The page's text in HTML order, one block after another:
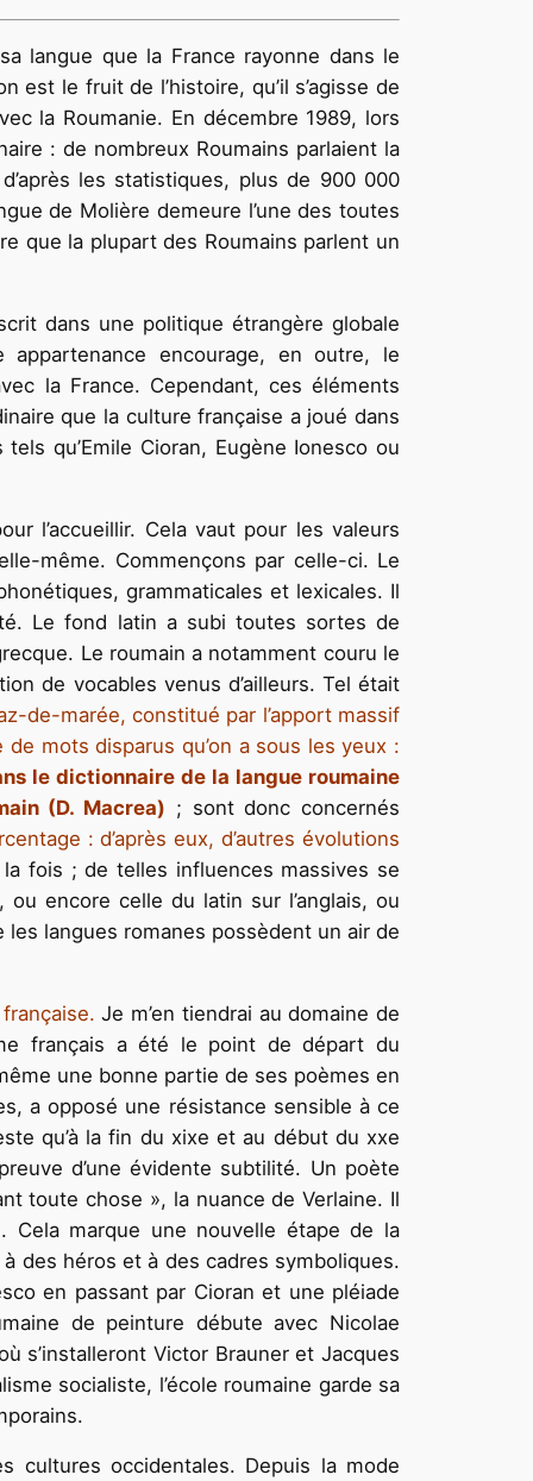
langue que la France rayonne dans le
est le fruit de l’histoire, qu’il s’agisse de
la Roumanie. En décembre 1989, lors
: de nombreux Roumains parlaient la
les statistiques, plus de 900 000
de Molière demeure l’une des toutes
que la plupart des Roumains parlent un
dans une politique étrangère globale
appartenance encourage, en outre, le
la France. Cependant, ces éléments
que la culture française a joué dans
qu’Emile Cioran, Eugène Ionesco ou
l’accueillir. Cela vaut pour les valeurs
même. Commençons par celle-ci. Le
grammaticales et lexicales. Il
Le fond latin a subi toutes sortes de
Le roumain a notamment couru le
de vocables venus d’ailleurs. Tel était
de-marée, constitué par l’apport massif
mots disparus qu’on a sous les yeux :
le dictionnaire de la langue roumaine
(D. Macrea) ; sont donc concernés
: d’après eux, d’autres évolutions
fois ; de telles influences massives se
encore celle du latin sur l’anglais, ou
les langues romanes possèdent un air de
Je m’en tiendrai au domaine de
français a été le point de départ du
une bonne partie de ses poèmes en
a opposé une résistance sensible à ce
qu’à la fin du xixe et au début du xxe
d’une évidente subtilité. Un poète
toute chose », la nuance de Verlaine. Il
Cela marque une nouvelle étape de la
des héros et à des cadres symboliques.
en passant par Cioran et une pléiade
de peinture débute avec Nicolae
s’installeront Victor Brauner et Jacques
socialiste, l’école roumaine garde sa
cultures occidentales. Depuis la mode